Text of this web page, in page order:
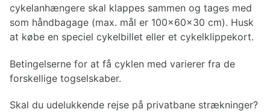
cykelanhængere skal klappes sammen og tages med
som håndbagage (max. mål er 100x60x30 cm). Husk
at købe en speciel cykelbillet eller et cykelklippekort.
Betingelserne for at få cyklen med varierer fra de
forskellige togselskaber.
Skal du udelukkende rejse på privatbane strækninger?